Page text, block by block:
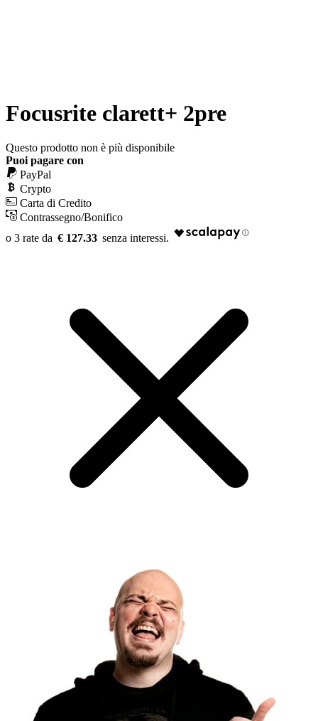
Focusrite clarett+ 2pre
Questo prodotto non è più disponibile
Puoi pagare con
PayPal
Crypto
Carta di Credito
Contrassegno/Bonifico
€ 127.33